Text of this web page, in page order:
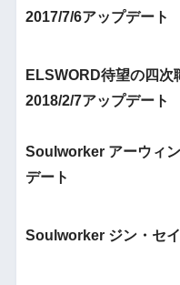
2017/7/6アップデート
ELSWORD待望の四次
2018/2/7アップデート
Soulworker アーウィ
デート
Soulworker ジン・セ